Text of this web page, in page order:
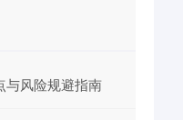
与风险规避指南